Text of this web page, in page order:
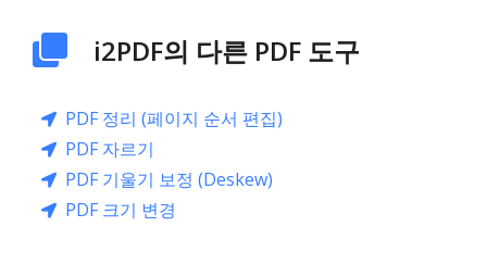
i2PDF의 다른 PDF 도구
PDF 정리 (페이지 순서 편집)
PDF 자르기
PDF 기울기 보정 (Deskew)
PDF 크기 변경